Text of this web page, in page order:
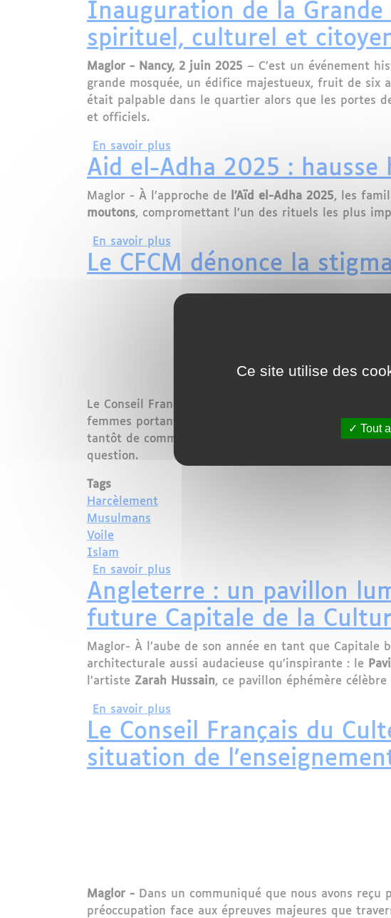
Inauguration de la Grande
spirituel, culturel et
Maglor - Nancy, 2 juin 2025 – C’est un événement
grande mosquée, un édifice majestueux, fruit de six
était palpable dans le quartier alors que les portes
et officiels.
En savoir plus
Aid el-Adha 2025 :
Maglor - À l’approche de l’Aïd el-Adha 2025, les
moutons, compromettant l’un des rituels les plus
En savoir plus
Le CFCM dénonce la
Le Conseil Français du Culte Musulman (CFCM) a
femmes portant le voile en France. Selon
tantôt de communautarisme, tantôt d'un
question.
Tags
Harcèlement
Musulmans
Voile
Islam
En savoir plus
Angleterre : un pavillon
future Capitale de la
Maglor- À l’aube de son année en tant que
architecturale aussi audacieuse qu’inspirante : le
l’artiste Zarah Hussain, ce pavillon éphémère
En savoir plus
Le Conseil Français du
situation de
Maglor - Dans un communiqué que nous avons reçu
préoccupation face aux épreuves majeures que
Ce site utilise des
Tout